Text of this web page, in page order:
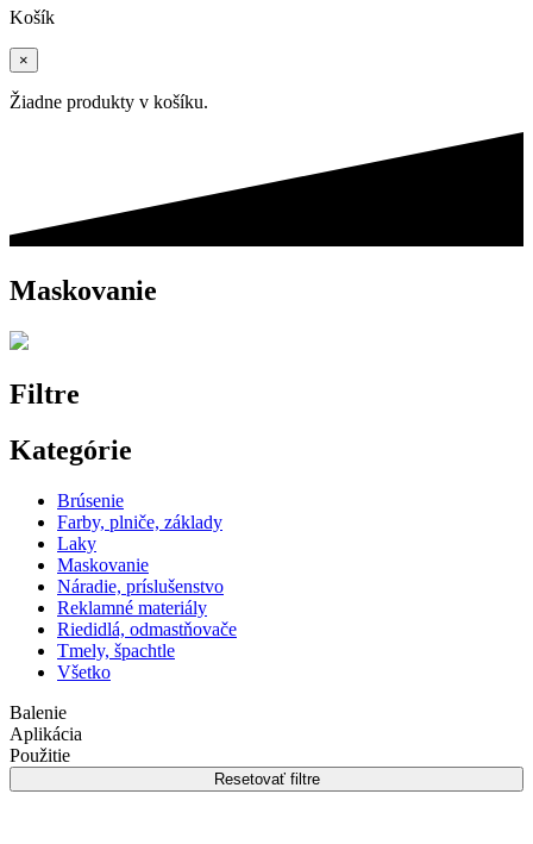
Košík
×
Žiadne produkty v košíku.
Maskovanie
Filtre
Kategórie
Brúsenie
Farby, plniče, základy
Laky
Maskovanie
Náradie, príslušenstvo
Reklamné materiály
Riedidlá, odmastňovače
Tmely, špachtle
Všetko
Balenie
Aplikácia
Použitie
Resetovať filtre